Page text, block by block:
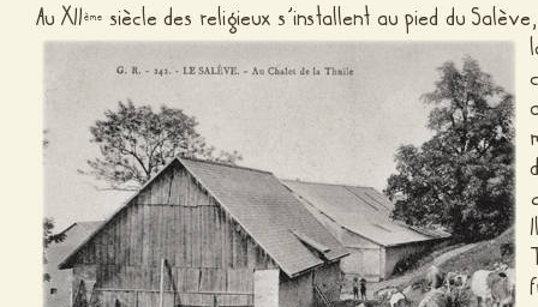
Au XIIème siècle des religieux s’installent au pied du